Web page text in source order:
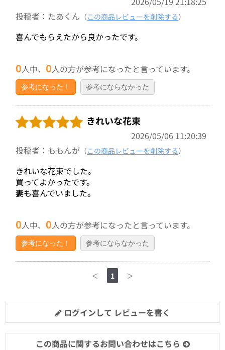
投稿者：たあくん （この商品レビューを削除する）
喜んでもらえたから良かったです。
0人中、0人の方が参考になったと言っています。
参考になった！ 参考にならなかった
きれいな花束
2026/05/06 11:20:39
投稿者：ももんが （この商品レビューを削除する）
きれいな花束でした。
買ってよかったです。
妻も喜んでいました。
0人中、0人の方が参考になったと言っています。
参考になった！ 参考にならなかった
＜ 1 ＞
ログインして レビューを書く
この商品に関するお問い合わせはこちら